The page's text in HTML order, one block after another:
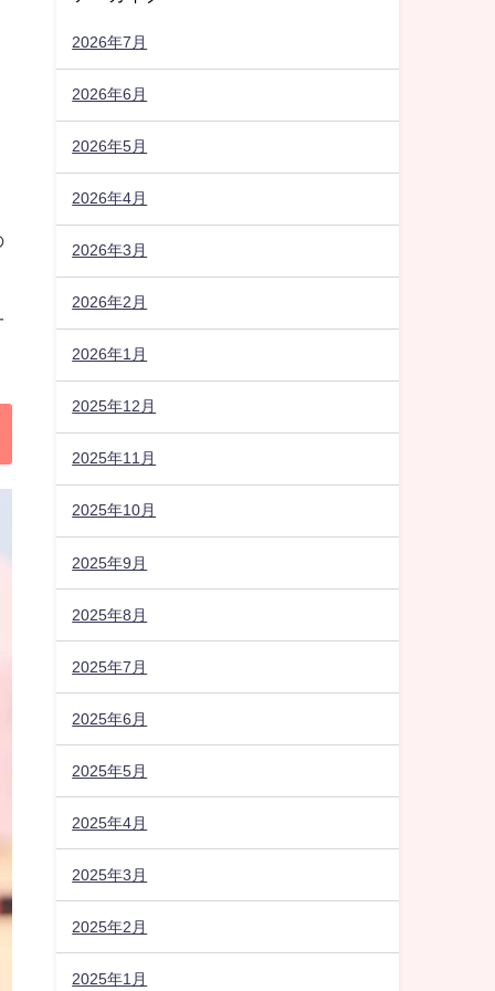
2026年7月
2026年6月
2026年5月
2026年4月
2026年3月
2026年2月
2026年1月
2025年12月
2025年11月
2025年10月
2025年9月
2025年8月
2025年7月
2025年6月
2025年5月
2025年4月
2025年3月
2025年2月
2025年1月